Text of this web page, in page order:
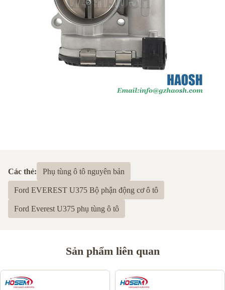
Các thẻ: Phụ tùng ô tô nguyên bản
Ford EVEREST U375 Bộ phận động cơ ô tô
Ford Everest U375 phụ tùng ô tô
Sản phẩm liên quan